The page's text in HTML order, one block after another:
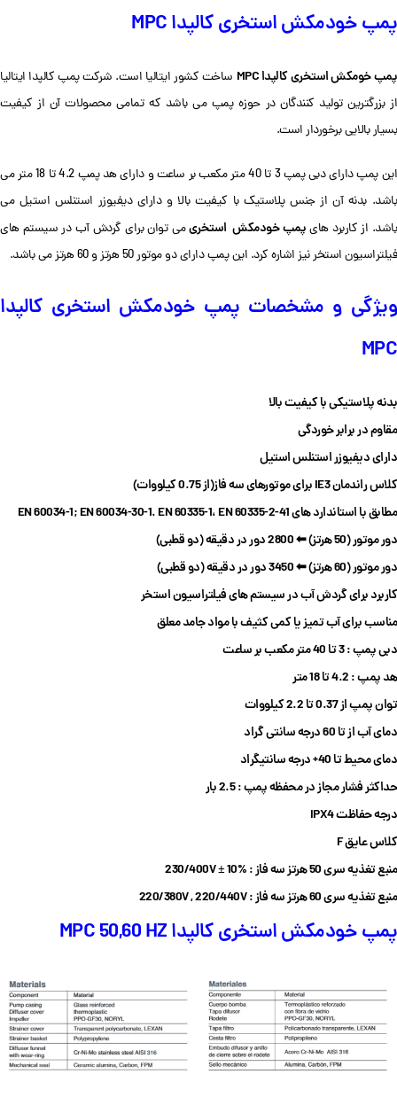
پمپ خودمکش استخری کالپدا MPC
پمپ خومکش استخری کالپدا MPC
ساخت کشور ایتالیا است. شرکت پمپ کالپدا ایتالیا
از بزرگترین تولید کنندگان در حوزه پمپ می باشد که تمامی محصولات آن از کیفیت
بسیار بالایی برخوردار است.
این پمپ دارای دبی پمپ 3 تا 40 متر مکعب بر ساعت و دارای هد پمپ 4.2 تا 18 متر می
باشد. بدنه آن از جنس پلاستیک با کیفیت بالا و دارای دیفیوزر استنلس استیل می
باشد. از کاربرد هایپمپ خودمکش استخریمی توان برای گردش آب در سیستم های
فیلتراسیون استخر نیز اشاره کرد. این پمپ دارای دو موتور 50 هرتز و 60 هرتز می باشد.
ویژگی و مشخصات پمپ خودمکش استخری کالپدا
MPC
بدنه پلاستیکی با کیفیت بالا
مقاوم در برابر خوردگی
دارای دیفیوزر استنلس استیل
کلاس راندمان IE3 برای موتورهای سه فاز(از
0.75 کیلو‌وات)
مطابق با استاندارد های
EN 60034-1;EN 60034-30-1.EN 60335-1، EN 60335-2-41
دور موتور (50 هرتز) ⬅ 2800 دور در دقیقه (دو قطبی)
دور موتور (60 هرتز) ⬅ 3450 دور در دقیقه (دو قطبی)
کاربرد برای گردش آب در سیستم های فیلتراسیون استخر
مناسب برای آب تمیز یا کمی کثیف با مواد جامد معلق
دبی پمپ : 3 تا 40 متر مکعب بر ساعت
هد پمپ : 4.2 تا 18 متر
توان پمپ از 0.37 تا 2.2 کیلووات
دمای آب از تا 60 درجه سانتی گراد
دمای محیط تا 40+ درجه سانتیگراد
حداکثر فشار مجاز در محفظه پمپ :2.5 بار
درجه حفاظت IPX4
کلاس عایق F
منبع تغذیه سری 50 هرتز سه فاز : 230/400V ± 10%
منبع تغذیه سری 60 هرتز سه فاز : 220/380V , 220/440V
پمپ خودمکش استخری کالپدا MPC 50,60 HZ